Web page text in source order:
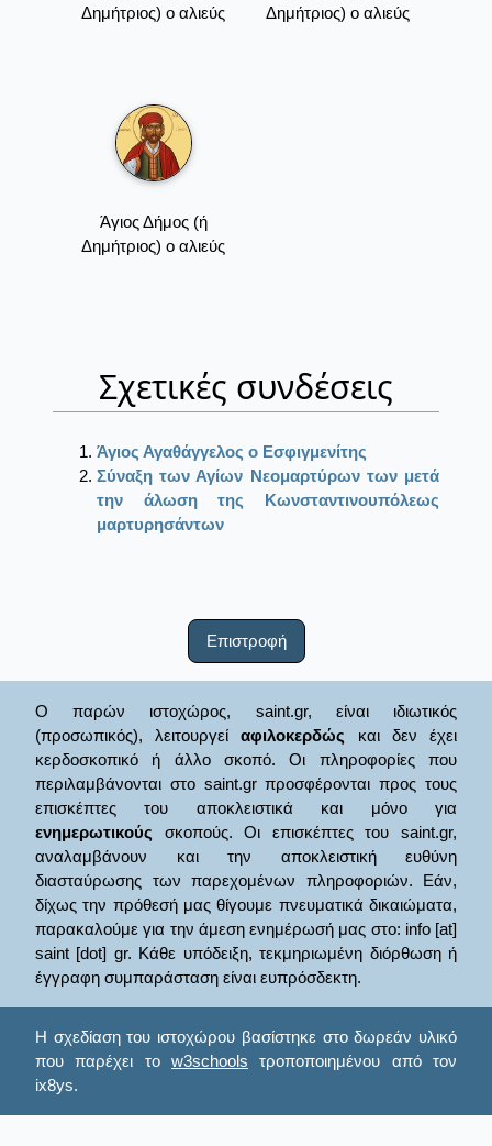
Δημήτριος) ο αλιεύς
Δημήτριος) ο αλιεύς
Άγιος Δήμος (ή
Δημήτριος) ο αλιεύς
Σχετικές συνδέσεις
Άγιος Αγαθάγγελος ο Εσφιγμενίτης
Σύναξη των Αγίων Νεομαρτύρων των μετά
την άλωση της Κωνσταντινουπόλεως
μαρτυρησάντων
Επιστροφή
Ο παρών ιστοχώρος, saint.gr, είναι ιδιωτικός
(προσωπικός), λειτουργείαφιλοκερδώς και δεν έχει
κερδοσκοπικό ή άλλο σκοπό. Οι πληροφορίες που
περιλαμβάνονται στο saint.gr προσφέρονται προς τους
επισκέπτες του αποκλειστικά και μόνο για
ενημερωτικούς σκοπούς. Οι επισκέπτες του saint.gr,
αναλαμβάνουν και την αποκλειστική ευθύνη
διασταύρωσης των παρεχομένων πληροφοριών. Εάν,
δίχως την πρόθεσή μας θίγουμε πνευματικά δικαιώματα,
παρακαλούμε για την άμεση ενημέρωσή μας στο: info [at]
saint [dot] gr. Κάθε υπόδειξη, τεκμηριωμένη διόρθωση ή
έγγραφη συμπαράσταση είναι ευπρόσδεκτη.
Η σχεδίαση του ιστοχώρου βασίστηκε στο δωρεάν υλικό
που παρέχει το w3schools τροποποιημένου από τον
ix8ys.